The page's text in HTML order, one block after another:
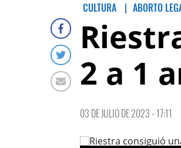
CULTURA ABORTO
2 a 1
03 DE JULIO DE 2023 - 17:11